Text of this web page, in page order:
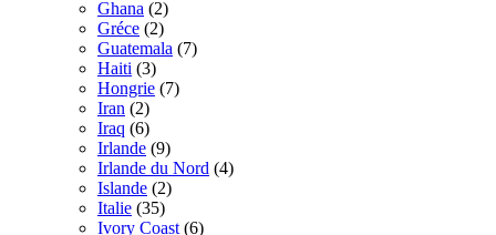
Ghana (2)
Gréce (2)
Guatemala (7)
Haiti (3)
Hongrie (7)
Iran (2)
Iraq (6)
Irlande (9)
Irlande du Nord (4)
Islande (2)
Italie (35)
Ivory Coast (6)